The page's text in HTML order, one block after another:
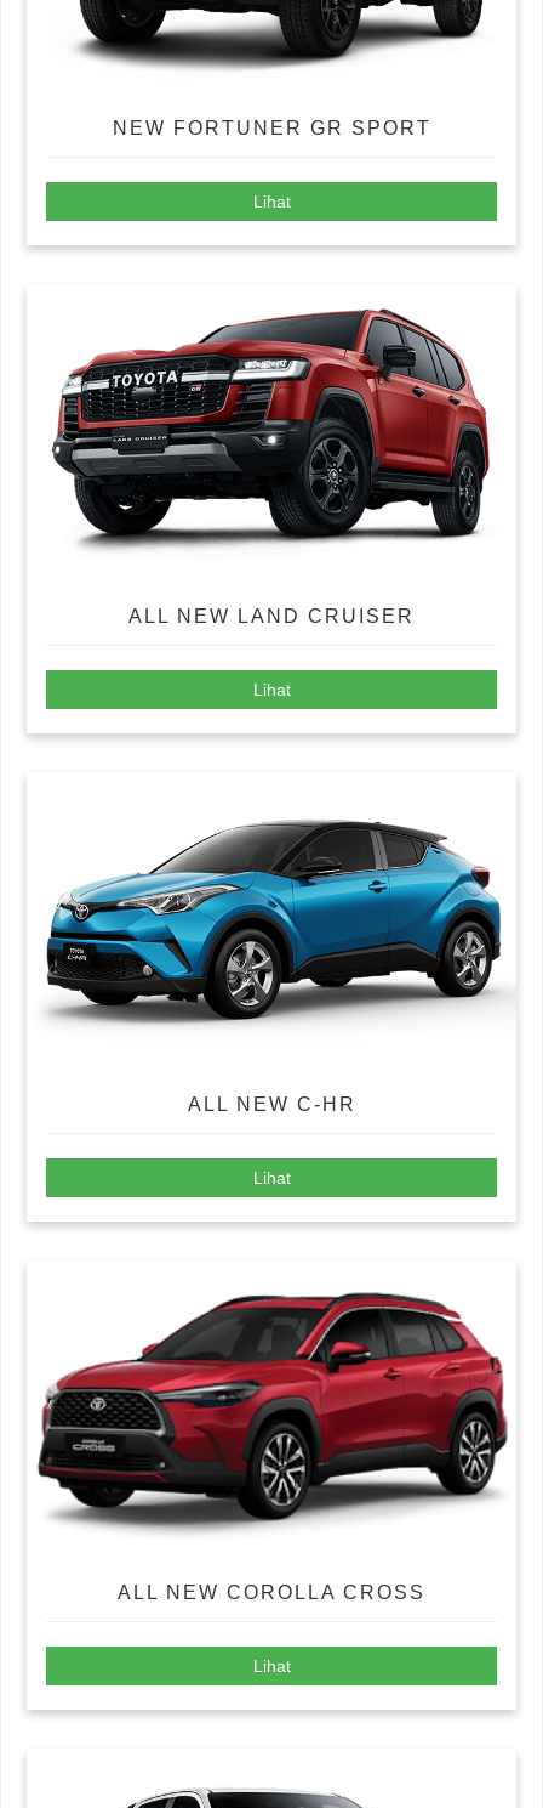
NEW FORTUNER GR SPORT
Lihat
ALL NEW LAND CRUISER
Lihat
ALL NEW C-HR
Lihat
ALL NEW COROLLA CROSS
Lihat